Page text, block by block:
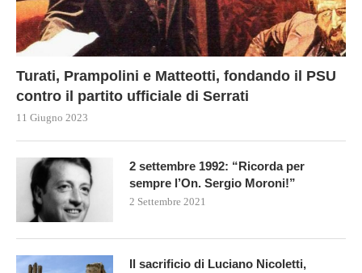
Turati, Prampolini e Matteotti, fondando il PSU
contro il partito ufficiale di Serrati
11 Giugno 2023
2 settembre 1992: “Ricorda per
sempre l’On. Sergio Moroni!”
2 Settembre 2021
Il sacrificio di Luciano Nicoletti,